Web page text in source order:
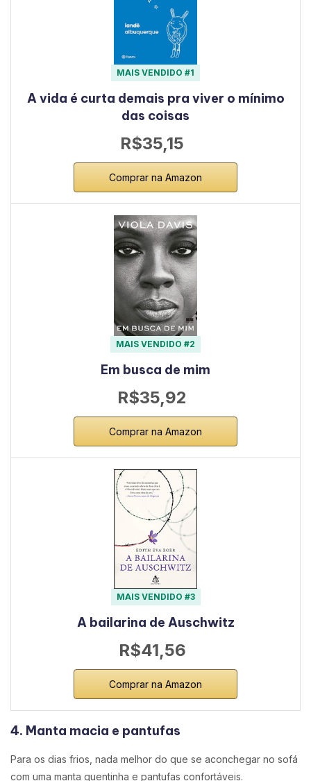
MAIS VENDIDO #1
A vida é curta demais pra viver o mínimo
das coisas
R$35,15
Comprar na Amazon
MAIS VENDIDO #2
Em busca de mim
R$35,92
Comprar na Amazon
MAIS VENDIDO #3
A bailarina de Auschwitz
R$41,56
Comprar na Amazon
4. Manta macia e pantufas
Para os dias frios, nada melhor do que se aconchegar no sofá
com uma manta quentinha e pantufas confortáveis.